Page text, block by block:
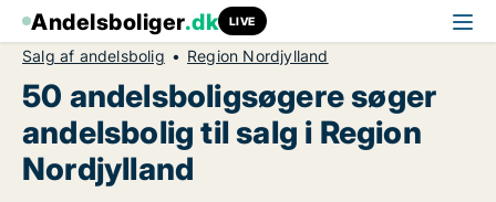
Andelsboliger.dk LIVE
Salg af andelsbolig Region Nordjylland
50 andelsboligsøgere søger
andelsbolig til salg i Region
Nordjylland